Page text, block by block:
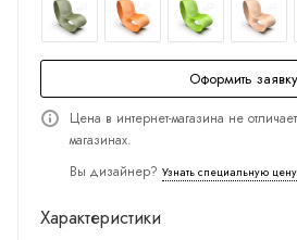
Оформить заявку
Цена в интернет-магазина не
магазинах.
Вы дизайнер? Узнать специальную цену
Характеристики